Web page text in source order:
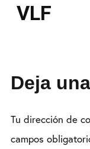
VLF
Deja
Tu dirección de
campos